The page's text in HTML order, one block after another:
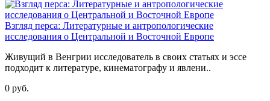
Взгляд перса: Литературные и антропологические
исследования о Центральной и Восточной Европе
Живущий в Венгрии исследователь в своих статьях и эссе
подходит к литературе, кинематографу и явлени..
0 руб.